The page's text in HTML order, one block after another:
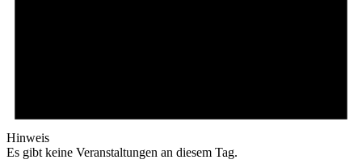
Hinweis
Es gibt keine Veranstaltungen an diesem Tag.